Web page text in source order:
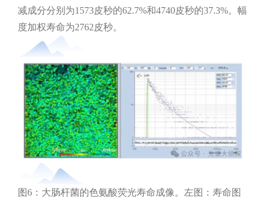
减成分分别为1573皮秒的62.7%和4740皮秒的37.3%。幅
度加权寿命为2762皮秒。
图6：大肠杆菌的色氨酸荧光寿命成像。左图：寿命图